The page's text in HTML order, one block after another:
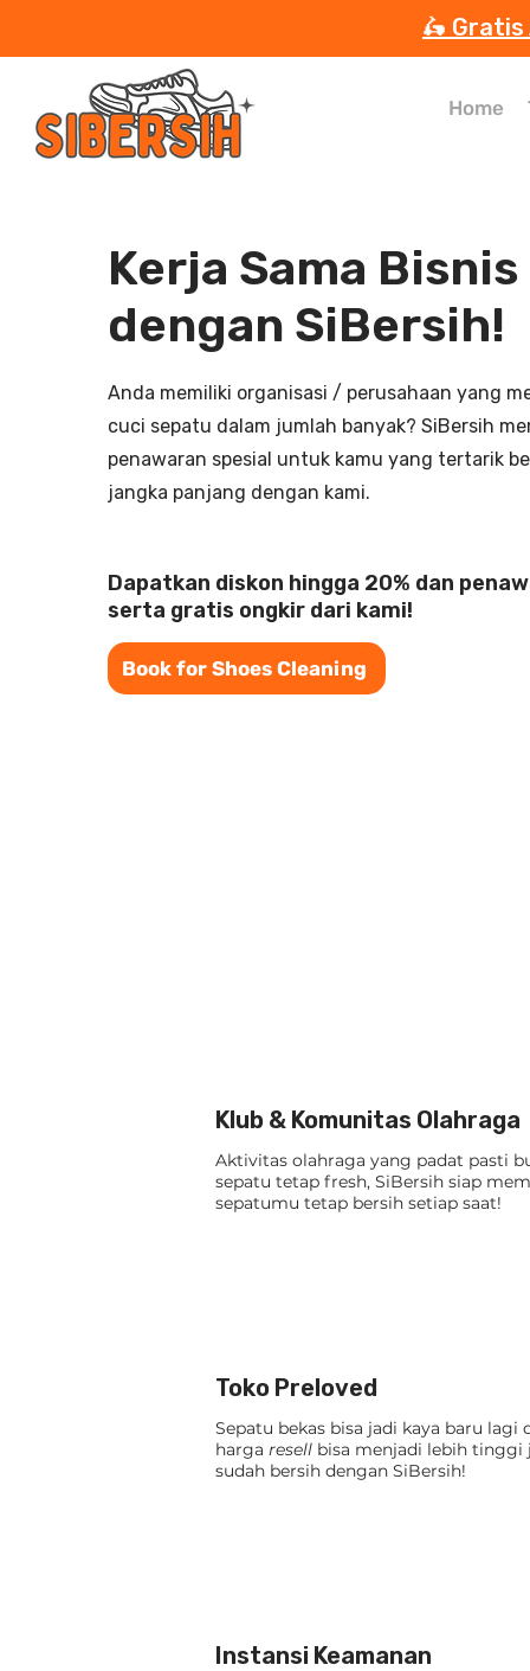
🛵
Home
Kerja Sama Bisnis
dengan SiBersih!
Anda memiliki organisasi / perusahaan yang
cuci sepatu dalam jumlah banyak? SiBersih
penawaran spesial untuk kamu yang tertarik
jangka panjang dengan kami.
Dapatkan diskon hingga 20% dan
serta gratis ongkir dari kami!
Book for Shoes Cleaning
Klub & Komunitas Olahraga
Aktivitas olahraga yang padat pasti
sepatu tetap fresh, SiBersih siap
sepatumu tetap bersih setiap saat!
Toko Preloved
Sepatu bekas bisa jadi kaya baru lagi
harga resell bisa menjadi lebih tinggi
sudah bersih dengan SiBersih!
Instansi Keamanan